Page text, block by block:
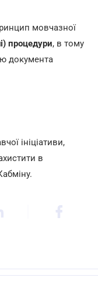
мовчазної
процедури, в тому
документа
ініціативи,
в